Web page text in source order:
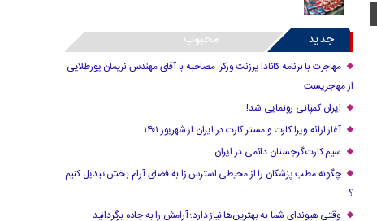
جدید محبوب
مهاجرت با برنامه کانادا پرزنت ورکر: مصاحبه با آقای مهندس نریمان پورطلایی
از مهاجریست
ایران کمپانی رونمایی شد!
آغاز ارائه ویزا کارت و مستر کارت در ایران از شهریور ۱۴۰۱
سیم کارت گرجستان دائمی در ایران
چگونه مطب پزشکان را از محیطی استرس زا به فضای آرام بخش تبدیل کنیم
؟
وقتی هیوندای شما به بهترین‌ها نیاز دارد؛ آرامش را به جاده برگردانید